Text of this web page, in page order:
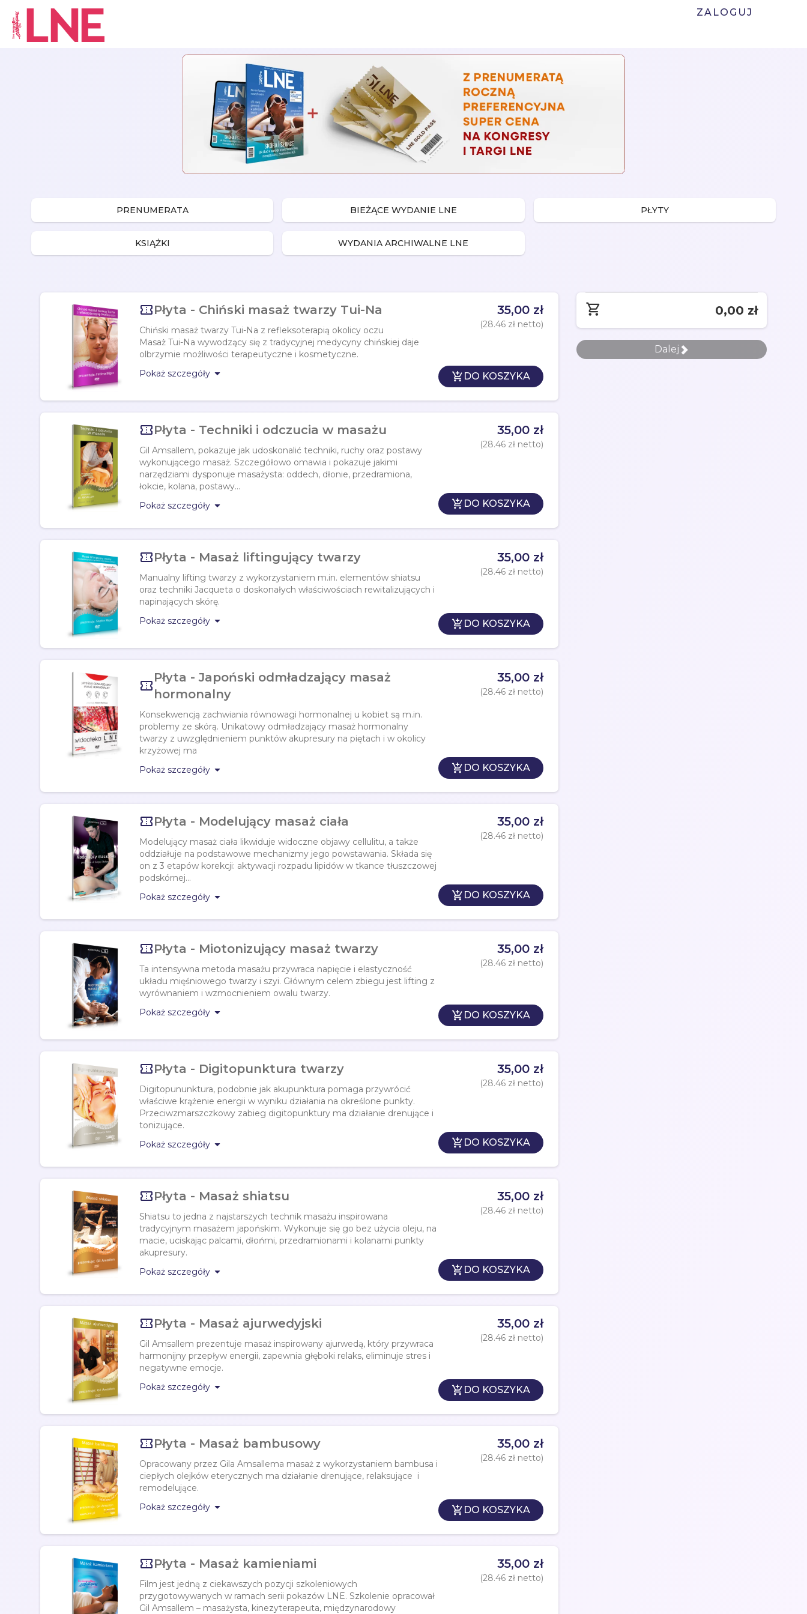
Skip to content
ZALOGUJ
PRENUMERATA BIEŻĄCE WYDANIE LNE PŁYTY
KSIĄŻKI WYDANIA ARCHIWALNE LNE
Płyta - Chiński masaż twarzy Tui-Na
Chiński masaż twarzy Tui-Na z refleksoterapią okolicy oczu
Masaż Tui-Na wywodzący się z tradycyjnej medycyny chińskiej daje
olbrzymie możliwości terapeutyczne i kosmetyczne.
Pokaż szczegóły 
35,00 zł
(28.46 zł netto)
 DO KOSZYKA
Płyta - Techniki i odczucia w masażu
Gil Amsallem, pokazuje jak udoskonalić techniki, ruchy oraz postawy
wykonującego masaż. Szczegółowo omawia i pokazuje jakimi
narzędziami dysponuje masażysta: oddech, dłonie, przedramiona,
łokcie, kolana, postawy...
Pokaż szczegóły 
35,00 zł
(28.46 zł netto)
 DO KOSZYKA
Płyta - Masaż liftingujący twarzy
Manualny lifting twarzy z wykorzystaniem m.in. elementów shiatsu
oraz techniki Jacqueta o doskonałych właściwościach rewitalizujących i
napinających skórę.
Pokaż szczegóły 
35,00 zł
(28.46 zł netto)
 DO KOSZYKA
Płyta - Japoński odmładzający masaż
hormonalny
Konsekwencją zachwiania równowagi hormonalnej u kobiet są m.in.
problemy ze skórą. Unikatowy odmładzający masaż hormonalny
twarzy z uwzględnieniem punktów akupresury na piętach i w okolicy
krzyżowej ma
Pokaż szczegóły 
35,00 zł
(28.46 zł netto)
 DO KOSZYKA
Płyta - Modelujący masaż ciała
Modelujący masaż ciała likwiduje widoczne objawy cellulitu, a także
oddziałuje na podstawowe mechanizmy jego powstawania. Składa się
on z 3 etapów korekcji: aktywacji rozpadu lipidów w tkance tłuszczowej
podskórnej...
Pokaż szczegóły 
35,00 zł
(28.46 zł netto)
 DO KOSZYKA
Płyta - Miotonizujący masaż twarzy
Ta intensywna metoda masażu przywraca napięcie i elastyczność
układu mięśniowego twarzy i szyi. Głównym celem zbiegu jest lifting z
wyrównaniem i wzmocnieniem owalu twarzy.
Pokaż szczegóły 
35,00 zł
(28.46 zł netto)
 DO KOSZYKA
Płyta - Digitopunktura twarzy
Digitopununktura, podobnie jak akupunktura pomaga przywrócić
właściwe krążenie energii w wyniku działania na określone punkty.
Przeciwzmarszczkowy zabieg digitopunktury ma działanie drenujące i
tonizujące.
Pokaż szczegóły 
35,00 zł
(28.46 zł netto)
 DO KOSZYKA
Płyta - Masaż shiatsu
Shiatsu to jedna z najstarszych technik masażu inspirowana
tradycyjnym masażem japońskim. Wykonuje się go bez użycia oleju, na
macie, uciskając palcami, dłońmi, przedramionami i kolanami punkty
akupresury.
Pokaż szczegóły 
35,00 zł
(28.46 zł netto)
 DO KOSZYKA
Płyta - Masaż ajurwedyjski
Gil Amsallem prezentuje masaż inspirowany ajurwedą, który przywraca
harmonijny przepływ energii, zapewnia głęboki relaks, eliminuje stres i
negatywne emocje.
Pokaż szczegóły 
35,00 zł
(28.46 zł netto)
 DO KOSZYKA
Płyta - Masaż bambusowy
Opracowany przez Gila Amsallema masaż z wykorzystaniem bambusa i
ciepłych olejków eterycznych ma działanie drenujące, relaksujące i
remodelujące.
Pokaż szczegóły 
35,00 zł
(28.46 zł netto)
 DO KOSZYKA
Płyta - Masaż kamieniami
Film jest jedną z ciekawszych pozycji szkoleniowych
przygotowywanych w ramach serii pokazów LNE. Szkolenie opracował
Gil Amsallem – masażysta, kinezyterapeuta, międzynarodowy
35,00 zł
(28.46 zł netto)
0,00 zł
Dalej